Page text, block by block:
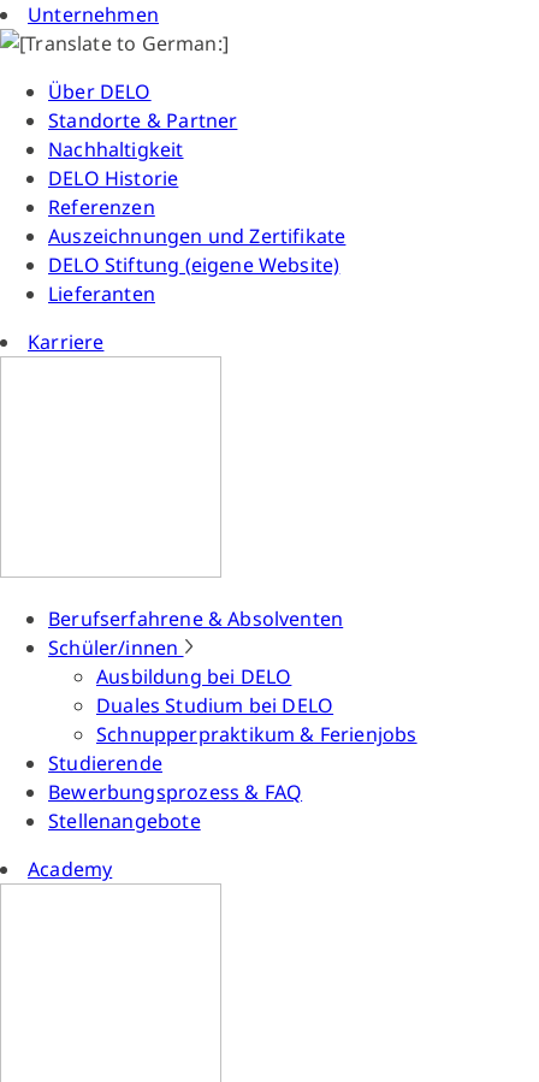
Unternehmen
Über DELO
Standorte & Partner
Nachhaltigkeit
DELO Historie
Referenzen
Auszeichnungen und Zertifikate
DELO Stiftung (eigene Website)
Lieferanten
Karriere
Berufserfahrene & Absolventen
Schüler/innen
Ausbildung bei DELO
Duales Studium bei DELO
Schnupperpraktikum & Ferienjobs
Studierende
Bewerbungsprozess & FAQ
Stellenangebote
Academy